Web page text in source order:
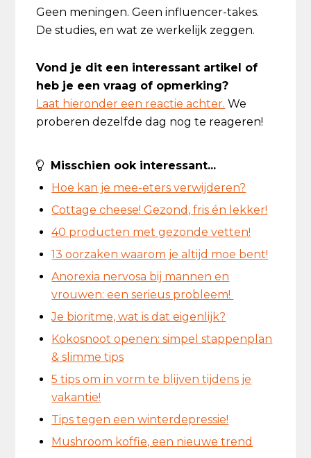
Geen meningen. Geen influencer-takes.
De studies, en wat ze werkelijk zeggen.
Vond je dit een interessant artikel of
heb je een vraag of opmerking?
Laat hieronder een reactie achter. We
proberen dezelfde dag nog te reageren!
Misschien ook interessant...
Hoe kan je mee-eters verwijderen?
Cottage cheese! Gezond, fris én lekker!
40 producten met gezonde vetten!
13 oorzaken waarom je altijd moe bent!
Anorexia nervosa bij mannen en
vrouwen: een serieus probleem!
Je bioritme, wat is dat eigenlijk?
Kokosnoot openen: simpel stappenplan
& slimme tips
5 tips om in vorm te blijven tijdens je
vakantie!
Tips tegen een winterdepressie!
Mushroom koffie, een nieuwe trend